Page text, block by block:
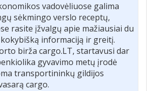
vadovėliuose galima
sėkmingo verslo receptų,
rasite įžvalgų apie mažiausiai du
informaciją ir greitį.
birža cargo.LT, startavusi dar
gyvavimo metų įrodė
transportininkų gildijos
cargo.